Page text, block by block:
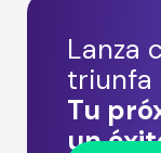
Lanza
triunfa
Tu
un